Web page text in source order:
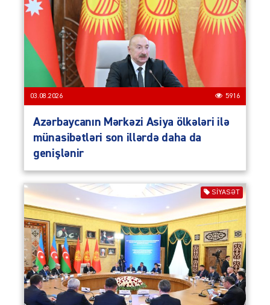
03.08.2026 5916
Azərbaycanın Mərkəzi Asiya ölkələri ilə
münasibətləri son illərdə daha da
genişlənir
SIYASƏT